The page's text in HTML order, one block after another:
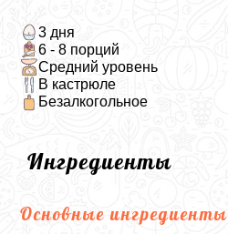
3 дня
6 - 8 порций
Средний уровень
В кастрюле
Безалкогольное
Ингредиенты
Основные ингредиенты